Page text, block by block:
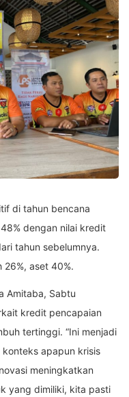
di tahun bencana
dengan nilai kredit
tahun sebelumnya.
26%, aset 40%.
Amitaba, Sabtu
kredit pencapaian
tertinggi. “Ini menjadi
apapun krisis
meningkatkan
yang dimiliki, kita pasti